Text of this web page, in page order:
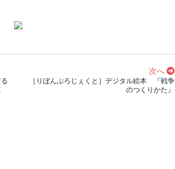
次へ
［りぼんぷろじぇくと］デジタル絵本 『戦争
のつくりかた』